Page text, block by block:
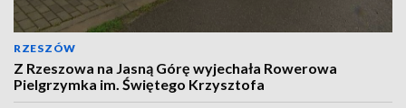
RZESZÓW
Z Rzeszowa na Jasną Górę wyjechała Rowerowa
Pielgrzymka im. Świętego Krzysztofa